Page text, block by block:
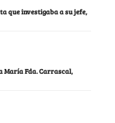
que investigaba a su jefe,
María Fda. Carrascal,